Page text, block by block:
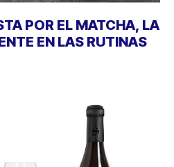
POR EL MATCHA, LA
EN LAS RUTINAS